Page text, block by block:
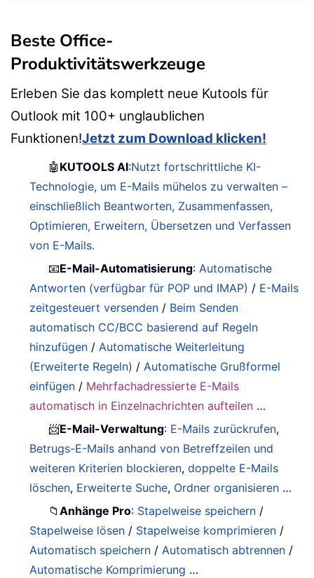
Beste Office-
Produktivitätswerkzeuge
Erleben Sie das komplett neue Kutools für
Outlook mit 100+ unglaublichen
Funktionen!Jetzt zum Download klicken!
🤖 KUTOOLS AI:Nutzt fortschrittliche KI-
Technologie, um E-Mails mühelos zu verwalten –
einschließlich Beantworten, Zusammenfassen,
Optimieren, Erweitern, Übersetzen und Verfassen
von E-Mails.
📧E-Mail-Automatisierung:Automatische
Antworten (verfügbar für POP und IMAP) / E-Mails
zeitgesteuert versenden / Beim Senden
automatisch CC/BCC basierend auf Regeln
hinzufügen /Automatische Weiterleitung
(Erweiterte Regeln) /Automatische Grußformel
einfügen / Mehrfachadressierte E-Mails
automatisch in Einzelnachrichten aufteilen …
📨E-Mail-Verwaltung: E-Mails zurückrufen,
Betrugs-E-Mails anhand von Betreffzeilen und
weiteren Kriterien blockieren,doppelte E-Mails
löschen, Erweiterte Suche, Ordner organisieren …
📁Anhänge Pro: Stapelweise speichern /
Stapelweise lösen / Stapelweise komprimieren /
Automatisch speichern /Automatisch abtrennen /
Automatische Komprimierung …